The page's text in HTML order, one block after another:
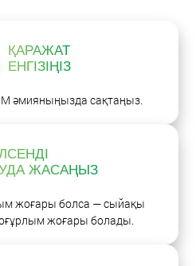
ҚАРАЖАТ
ЕНГІЗІҢІЗ
әмияныңызда сақтаңыз.
ЖАСАҢЫЗ
жоғары болса — сыйақы
жоғары болады.